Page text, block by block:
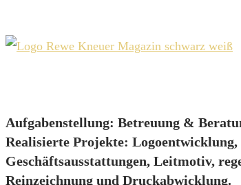
Aufgabenstellung: Betreuung &
Realisierte Projekte:
Geschäftsausstattungen, Leitmotiv,
Reinzeichnung und Druckabwicklung.